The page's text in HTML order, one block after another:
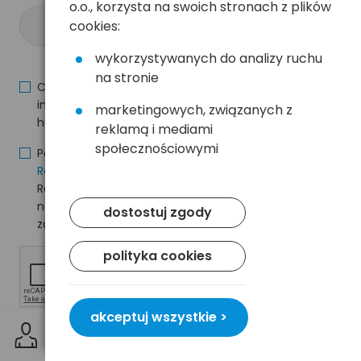
Chcę otrzymywać na wskazany adres e-mail
informacje o nowościach i promocjach na
hurt.com.pl.
Potwierdzam, że zapoznałem się z treścią i akceptuję
Regulamin
Regulamin oraz Politykę Prywatności i wyrażam zgodę
na przetwarzanie moich danych osobowych na
zasadach w nich wskazanych.
o.o., korzysta na swoich stronach z plików
cookies:
wykorzystywanych do analizy ruchu
na stronie
marketingowych, związanych z
reklamą i mediami
społecznościowymi
dostostuj zgody
polityka cookies
akceptuj wszystkie >